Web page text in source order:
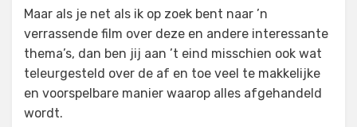
Maar als je net als ik op zoek bent naar ’n
verrassende film over deze en andere interessante
thema’s, dan ben jij aan ’t eind misschien ook wat
teleurgesteld over de af en toe veel te makkelijke
en voorspelbare manier waarop alles afgehandeld
wordt.